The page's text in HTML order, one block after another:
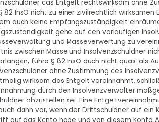
das Entgelt rechtswirksam ohne
InsO nicht zu einer zivilrechtlich wirksamen
auch keine Empfangszuständigkeit
gehe auf den vorläufigen
und Masseverwertung zu
zwischen Masse und Insolvenzschuldner
führe § 82 InsO auch nicht quasi als
ohne Zustimmung des
wirksam das Entgelt vereinnahmt,
durch den Insolvenzverwalter
abzustellen sei. Eine
dann vor, wenn der Drittschuldner auf ein
auf das Konto habe und von diesem Konto